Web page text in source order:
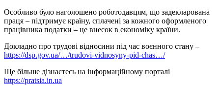
Особливо було наголошено роботодавцям, що задекларована
праця – підтримує країну, сплачені за кожного оформленого
працівника податки – це внесок в економіку країни.
Докладно про трудові відносини під час воєнного стану –
https://dsp.gov.ua/…/trudovi-vidnosyny-pid-chas…/
Ще більше дізнаєтесь на інформаційному порталі
https://pratsia.in.ua